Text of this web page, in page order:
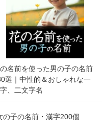
名前を使った男の子の名前
選｜中性的＆おしゃれな一
、二文字名
子の名前・漢字200個